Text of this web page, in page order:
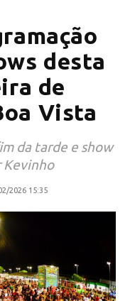
desta
de
Vista
da tarde e show
Kevinho
2026 15:35